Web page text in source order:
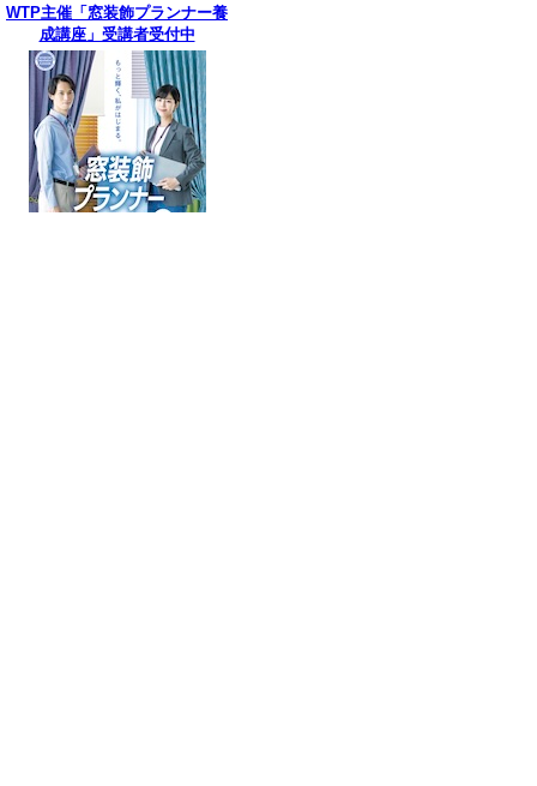
WTP主催「窓装飾プランナー養
成講座」受講者受付中